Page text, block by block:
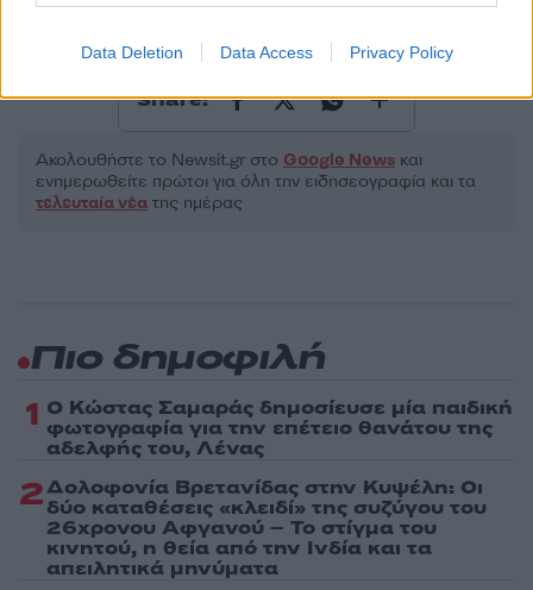
Data Deletion Data Access Privacy Policy
ΝΙΚΟΣ ΧΡΙΣΤΟΔΟΥΛΙΔΗΣ
Share:
Ακολουθήστε το Νewsit.gr στο Google News και
ενημερωθείτε πρώτοι για όλη την ειδησεογραφία και τα
τελευταία νέα της ημέρας
Πιο δημοφιλή
1 Ο Κώστας Σαμαράς δημοσίευσε μία παιδική
φωτογραφία για την επέτειο θανάτου της
αδελφής του, Λένας
2Δολοφονία Βρετανίδας στην Κυψέλη: Οι
δύο καταθέσεις «κλειδί» της συζύγου του
26χρονου Αφγανού – Το στίγμα του
κινητού, η θεία από την Ινδία και τα
απειλητικά μηνύματα